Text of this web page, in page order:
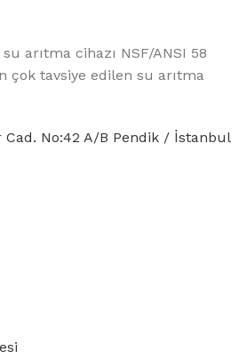
arıtma cihazı NSF/ANSI 58
çok tavsiye edilen su arıtma
Cad. No:42 A/B Pendik / İstanbul